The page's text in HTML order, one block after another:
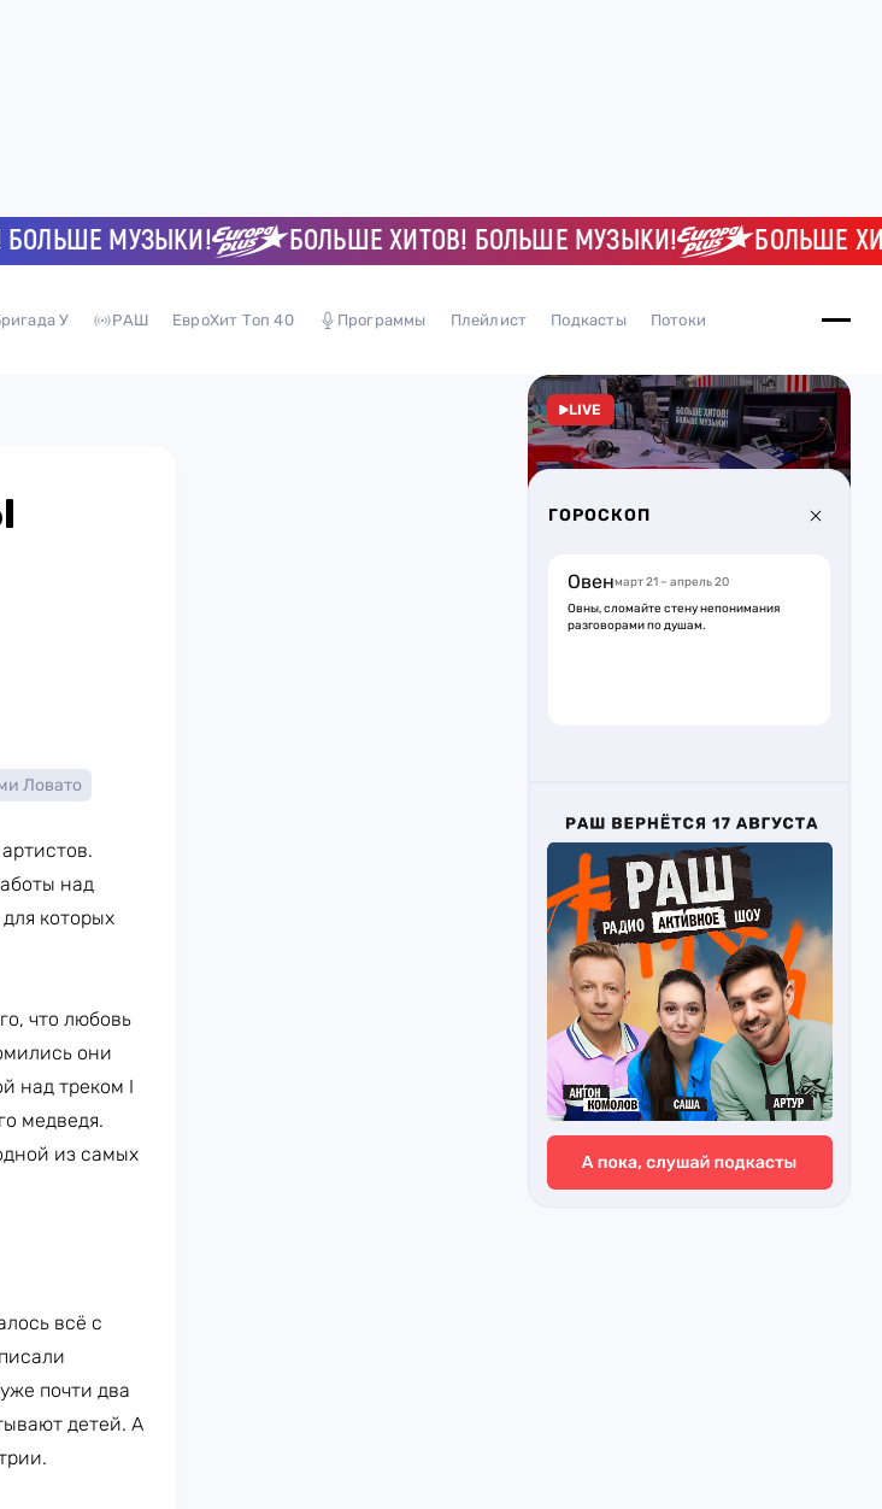
МУЗЫКИ! БОЛЬШЕ ХИТОВ! БОЛЬШЕ МУЗЫКИ! БОЛЬШЕ
У РАШ ЕвроХит Топ 40 Программы Плейлист Подкасты Потоки
Ловато
над
которых
что любовь
они
над треком I
медведя.
из самых
всё с
почти два
детей. А
LIVE
ГОРОСКОП
Овенмарт 21 – апрель 20
Овны, сломайте стену непонимания
разговорами по душам.